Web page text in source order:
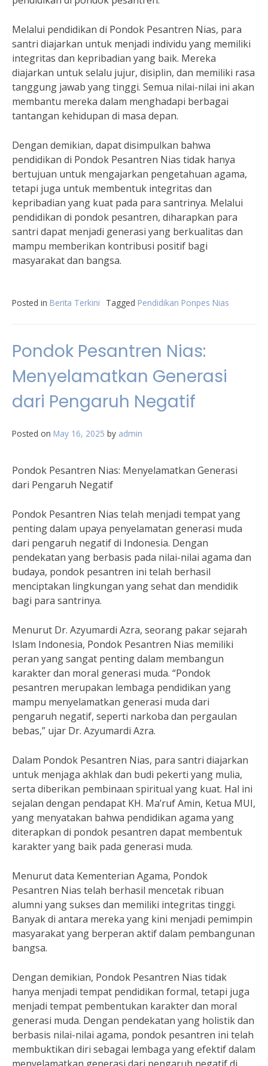
Melalui pendidikan di Pondok Pesantren Nias, para
santri diajarkan untuk menjadi individu yang memiliki
integritas dan kepribadian yang baik. Mereka
diajarkan untuk selalu jujur, disiplin, dan memiliki rasa
tanggung jawab yang tinggi. Semua nilai-nilai ini akan
membantu mereka dalam menghadapi berbagai
tantangan kehidupan di masa depan.
Dengan demikian, dapat disimpulkan bahwa
pendidikan di Pondok Pesantren Nias tidak hanya
bertujuan untuk mengajarkan pengetahuan agama,
tetapi juga untuk membentuk integritas dan
kepribadian yang kuat pada para santrinya. Melalui
pendidikan di pondok pesantren, diharapkan para
santri dapat menjadi generasi yang berkualitas dan
mampu memberikan kontribusi positif bagi
masyarakat dan bangsa.
Posted in Berita Terkini Tagged Pendidikan Ponpes Nias
Pondok Pesantren Nias:
Menyelamatkan Generasi
dari Pengaruh Negatif
Posted on May 16, 2025 by admin
Pondok Pesantren Nias: Menyelamatkan Generasi
dari Pengaruh Negatif
Pondok Pesantren Nias telah menjadi tempat yang
penting dalam upaya penyelamatan generasi muda
dari pengaruh negatif di Indonesia. Dengan
pendekatan yang berbasis pada nilai-nilai agama dan
budaya, pondok pesantren ini telah berhasil
menciptakan lingkungan yang sehat dan mendidik
bagi para santrinya.
Menurut Dr. Azyumardi Azra, seorang pakar sejarah
Islam Indonesia, Pondok Pesantren Nias memiliki
peran yang sangat penting dalam membangun
karakter dan moral generasi muda. “Pondok
pesantren merupakan lembaga pendidikan yang
mampu menyelamatkan generasi muda dari
pengaruh negatif, seperti narkoba dan pergaulan
bebas,” ujar Dr. Azyumardi Azra.
Dalam Pondok Pesantren Nias, para santri diajarkan
untuk menjaga akhlak dan budi pekerti yang mulia,
serta diberikan pembinaan spiritual yang kuat. Hal ini
sejalan dengan pendapat KH. Ma’ruf Amin, Ketua MUI,
yang menyatakan bahwa pendidikan agama yang
diterapkan di pondok pesantren dapat membentuk
karakter yang baik pada generasi muda.
Menurut data Kementerian Agama, Pondok
Pesantren Nias telah berhasil mencetak ribuan
alumni yang sukses dan memiliki integritas tinggi.
Banyak di antara mereka yang kini menjadi pemimpin
masyarakat yang berperan aktif dalam pembangunan
bangsa.
Dengan demikian, Pondok Pesantren Nias tidak
hanya menjadi tempat pendidikan formal, tetapi juga
menjadi tempat pembentukan karakter dan moral
generasi muda. Dengan pendekatan yang holistik dan
berbasis nilai-nilai agama, pondok pesantren ini telah
membuktikan diri sebagai lembaga yang efektif dalam